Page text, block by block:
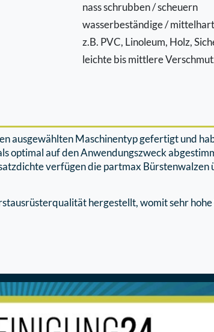
nass schrubben / scheuern
wasserbeständige /
z.B. PVC, Linoleum, Holz,
leichte bis mittlere
ausgewählten Maschinentyp gefertigt und
optimal auf den Anwendungszweck
verfügen die partmax
hergestellt, womit sehr